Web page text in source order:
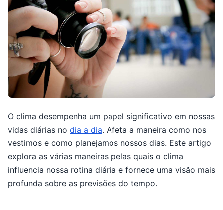
O clima desempenha um papel significativo em nossas
vidas diárias no dia a dia. Afeta a maneira como nos
vestimos e como planejamos nossos dias. Este artigo
explora as várias maneiras pelas quais o clima
influencia nossa rotina diária e fornece uma visão mais
profunda sobre as previsões do tempo.